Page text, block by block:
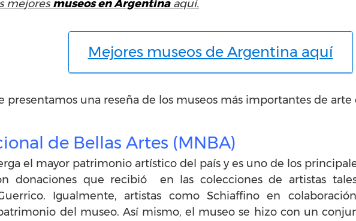
mejoresmuseos en Argentinaaquí.
Mejores museos de Argentina aquí
presentamos una reseña de los museos más importantes de arte
de Bellas Artes (MNBA)
el mayor patrimonio artístico del país y es uno de los
donaciones que recibió en las colecciones de artistas
Igualmente, ​artistas como Schiaffino en
del museo. Así mismo, el museo se hizo con un